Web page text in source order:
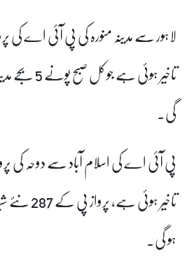
تاخیر ہوئی
گی۔
ہو گی۔